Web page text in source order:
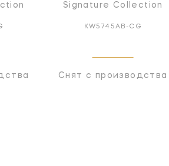
Signature Collection
KW5745AB-CG
Снят с производства